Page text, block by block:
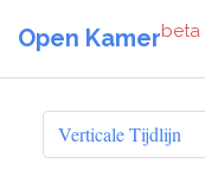
Open Kamerbeta
Verticale Tijdlijn